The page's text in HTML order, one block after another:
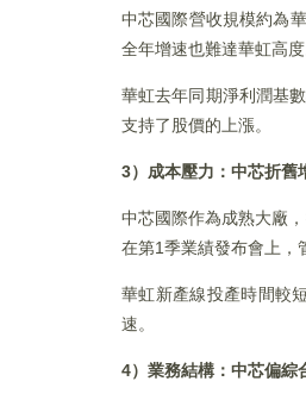
中芯國際營收規模約為
全年增速也難達華虹高度
華虹去年同期淨利潤基
支持了股價的上漲。
3）成本壓力：中芯折舊
中芯國際作為成熟大廠
在第1季業績發布會上，
華虹新產線投產時間較
速。
4）業務結構：中芯偏綜